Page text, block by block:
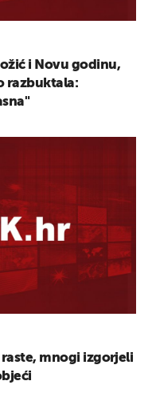
i Novu godinu,
razbuktala:
mnogi izgorjeli